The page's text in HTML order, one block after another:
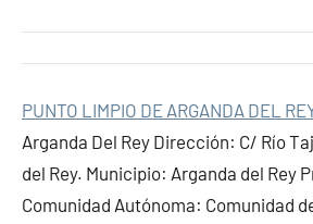
PUNTO LIMPIO DE ARGANDA DEL
Arganda Del Rey Dirección: C/ Río
del Rey. Municipio: Arganda del Rey
Comunidad Autónoma: Comunidad